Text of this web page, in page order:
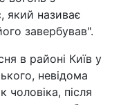
який називає
завербував".
в районі Київ у
невідома
чоловіка, після